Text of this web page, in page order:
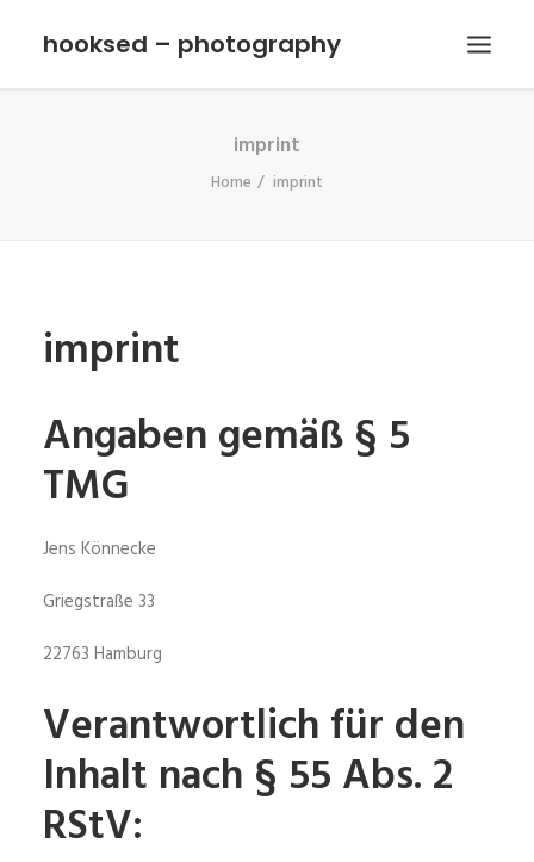
hooksed – photography
imprint
Home imprint
imprint
Angaben gemäß § 5
TMG
Jens Könnecke
Griegstraße 33
22763 Hamburg
Verantwortlich für den
Inhalt nach § 55 Abs. 2
RStV: